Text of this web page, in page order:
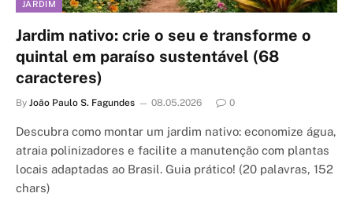
JARDIM
Jardim nativo: crie o seu e transforme o
quintal em paraíso sustentável (68
caracteres)
By João Paulo S. Fagundes 08.05.2026 0
Descubra como montar um jardim nativo: economize água,
atraia polinizadores e facilite a manutenção com plantas
locais adaptadas ao Brasil. Guia prático! (20 palavras, 152
chars)